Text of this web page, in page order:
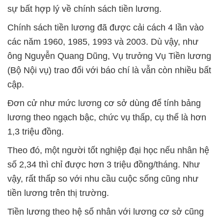
sự bất hợp lý về chính sách tiền lương.
Chính sách tiền lương đã được cải cách 4 lần vào
các năm 1960, 1985, 1993 và 2003. Dù vậy, như
ông Nguyễn Quang Dũng, Vụ trưởng Vụ Tiền lương
(Bộ Nội vụ) trao đổi với báo chí là vẫn còn nhiều bất
cập.
Đơn cử như mức lương cơ sở dùng để tính bảng
lương theo ngạch bậc, chức vụ thấp, cụ thể là hơn
1,3 triệu đồng.
Theo đó, một người tốt nghiệp đại học nếu nhân hệ
số 2,34 thì chỉ được hơn 3 triệu đồng/tháng. Như
vậy, rất thấp so với nhu cầu cuộc sống cũng như
tiền lương trên thị trường.
Tiền lương theo hệ số nhân với lương cơ sở cũng